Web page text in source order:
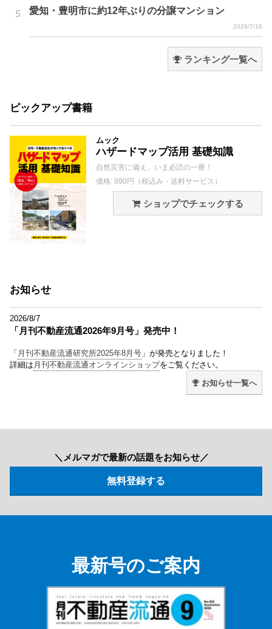
愛知・豊明市に約12年ぶりの分譲マンション
2026/7/16
ランキング一覧へ
ピックアップ書籍
ムック
ハザードマップ活用 基礎知識
自然災害に備え、いま必読の一冊！
価格: 990円（税込み・送料サービス）
ショップでチェックする
お知らせ
2026/8/7
「月刊不動産流通2026年9月号」発売中！
「 月刊不動産流通研究所2025年8月号 」が発売となりました！
詳細は 月刊不動産流通オンラインショップをご覧ください。
お知らせ一覧へ
＼メルマガで最新の話題をお知らせ／
最新号のご案内